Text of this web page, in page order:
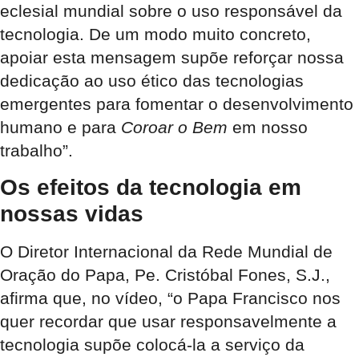
eclesial mundial sobre o uso responsável da
tecnologia. De um modo muito concreto,
apoiar esta mensagem supõe reforçar nossa
dedicação ao uso ético das tecnologias
emergentes para fomentar o desenvolvimento
humano e para Coroar o Bem em nosso
trabalho”.
Os efeitos da tecnologia em
nossas vidas
O Diretor Internacional da Rede Mundial de
Oração do Papa, Pe. Cristóbal Fones, S.J.,
afirma que, no vídeo, “o Papa Francisco nos
quer recordar que usar responsavelmente a
tecnologia supõe colocá-la a serviço da